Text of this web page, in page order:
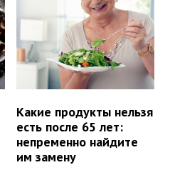
Какие продукты нельзя
есть после 65 лет:
непременно найдите
им замену